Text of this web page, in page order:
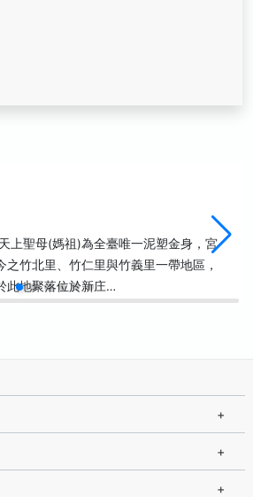
上聖母(媽祖)為全臺唯一泥塑金身，宮
之竹北里、竹仁里與竹義里一帶地區，
此地聚落位於新庄…